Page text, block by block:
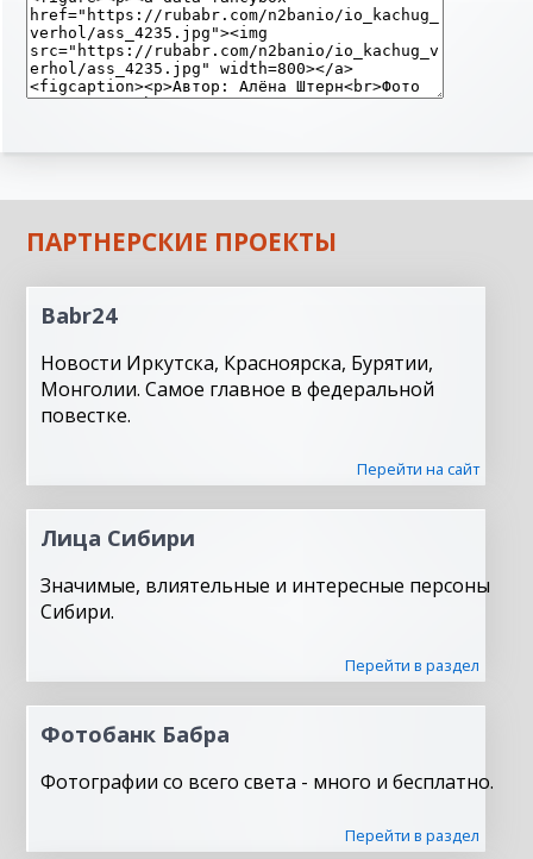
ПАРТНЕРСКИЕ ПРОЕКТЫ
Babr24
Новости Иркутска, Красноярска, Бурятии,
Монголии. Самое главное в федеральной
повестке.
Перейти на сайт
Лица Сибири
Значимые, влиятельные и интересные персоны
Сибири.
Перейти в раздел
Фотобанк Бабра
Фотографии со всего света - много и бесплатно.
Перейти в раздел